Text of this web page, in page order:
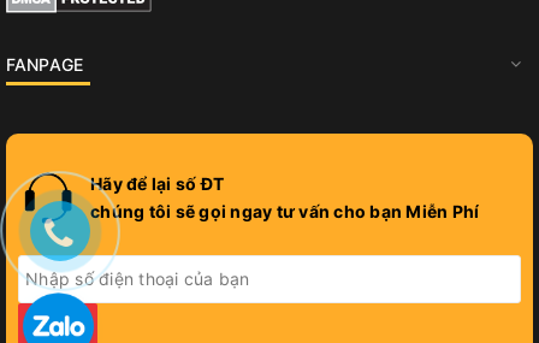
FANPAGE
Hãy để lại số ĐT
chúng tôi sẽ gọi ngay tư vấn cho bạn Miễn Phí
GỬI